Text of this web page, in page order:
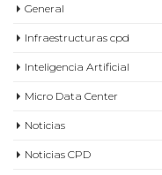
General
Infraestructuras cpd
Inteligencia Artificial
Micro Data Center
Noticias
Noticias CPD